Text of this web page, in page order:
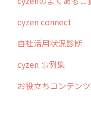
5. 基本的な使い
6. 基本的な使い
7. 初心者向けよ
8. 用語集
スポット
ステータス・主観
報告書・行動種別
勤怠管理
報告閲覧
予定
日報
履歴
予定管理
スポット
ステータス・主観
報告書・行動種
スポット・ステ
交通費自動計算
安全走行支援
写真管理・高画
ログインについて
グループ・ユー
GPS・位置情報
ルート自動記録
cyzen connect
自社活用状況診断
cyzen 事例集
お役立ちコンテン